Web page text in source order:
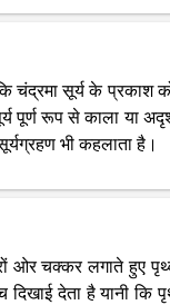
चंद्रमा सूर्य के प्रकाश
पूर्ण रूप से काला या
भी कहलाता है।
ओर चक्कर लगाते हुए
देता है यानी कि